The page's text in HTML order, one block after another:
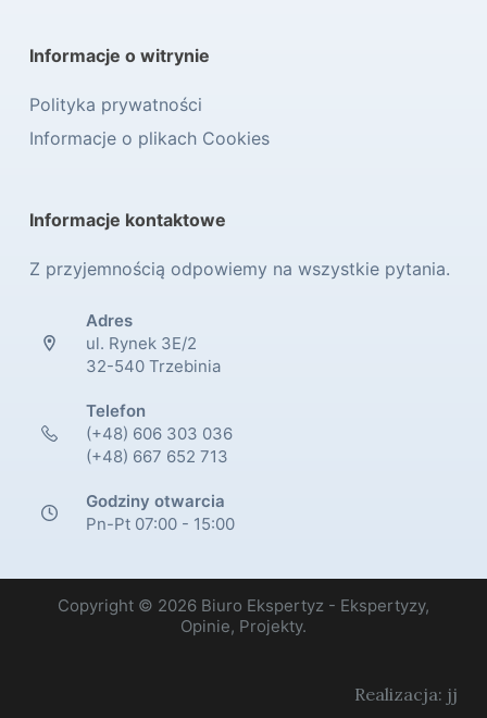
Informacje o witrynie
Polityka prywatności
Informacje o plikach Cookies
Informacje kontaktowe
Z przyjemnością odpowiemy na wszystkie pytania.
Adres
ul. Rynek 3E/2
32-540 Trzebinia
Telefon
(+48) 606 303 036
(+48) 667 652 713
Godziny otwarcia
Pn-Pt 07:00 - 15:00
Copyright © 2026 Biuro Ekspertyz - Ekspertyzy,
Opinie, Projekty.
Realizacja: jj